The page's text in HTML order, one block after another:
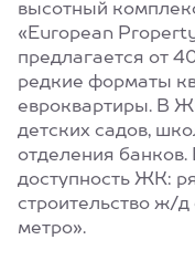
высотный
«European
предлагается от
редкие форматы
евроквартиры. В
детских садов,
отделения
доступность ЖК:
строительство ж/
метро».